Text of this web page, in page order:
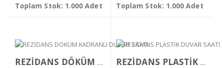
Toplam Stok: 1.000 Adet Toplam Stok: 1.000 Adet
REZİDANS DÖKÜM KADRANLI DUVAR SAATİ REZİDANS PLASTİK DUVAR SAATİ